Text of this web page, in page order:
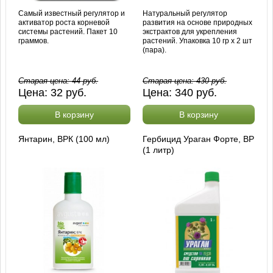
Самый известный регулятор и
активатор роста корневой
системы растений. Пакет 10
граммов.
Старая цена:44руб.
Цена:32 руб.
В корзину
Натуральный регулятор
развития на основе природных
экстрактов для укрепления
растений. Упаковка 10 гр х 2 шт
(пара).
Старая цена:430руб.
Цена: 340 руб.
В корзину
Янтарин, ВРК (100 мл)
Гербицид Ураган Форте, ВР
(1 литр)